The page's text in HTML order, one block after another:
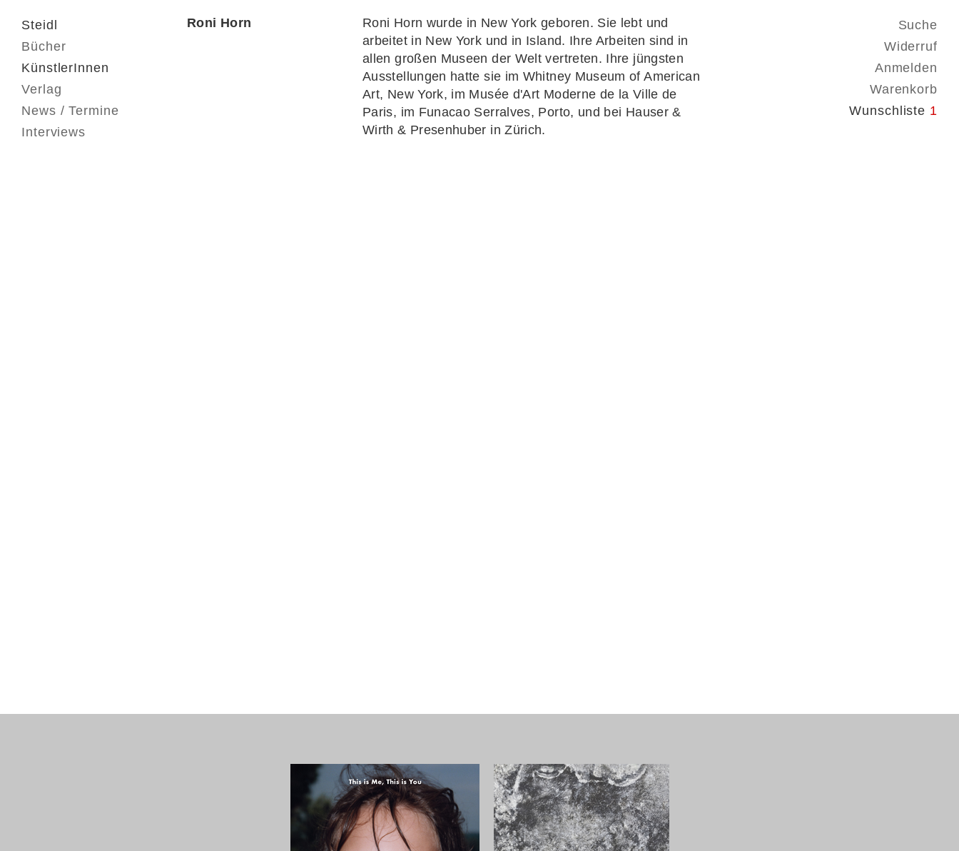
Steidl
Bücher
KünstlerInnen
Verlag
News / Termine
Interviews
Suche
Widerruf
Anmelden
Warenkorb
Wunschliste 1
Roni Horn Roni Horn wurde in New York geboren. Sie lebt und
arbeitet in New York und in Island. Ihre Arbeiten sind in
allen großen Museen der Welt vertreten. Ihre jüngsten
Ausstellungen hatte sie im Whitney Museum of American
Art, New York, im Musée d'Art Moderne de la Ville de
Paris, im Funacao Serralves, Porto, und bei Hauser &
Wirth & Presenhuber in Zürich.